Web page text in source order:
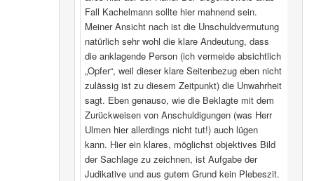
Fall Kachelmann sollte hier mahnend sein.
Meiner Ansicht nach ist die Unschuldvermutung
natürlich sehr wohl die klare Andeutung, dass
die anklagende Person (ich vermeide absichtlich
„Opfer“, weil dieser klare Seitenbezug eben nicht
zulässig ist zu diesem Zeitpunkt) die Unwahrheit
sagt. Eben genauso, wie die Beklagte mit dem
Zurückweisen von Anschuldigungen (was Herr
Ulmen hier allerdings nicht tut!) auch lügen
kann. Hier ein klares, möglichst objektives Bild
der Sachlage zu zeichnen, ist Aufgabe der
Judikative und aus gutem Grund kein Plebeszit.